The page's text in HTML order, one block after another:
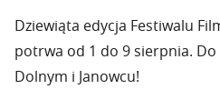
Dziewiąta edycja Festiwalu
potrwa od 1 do 9 sierpnia. Do
Dolnym i Janowcu!